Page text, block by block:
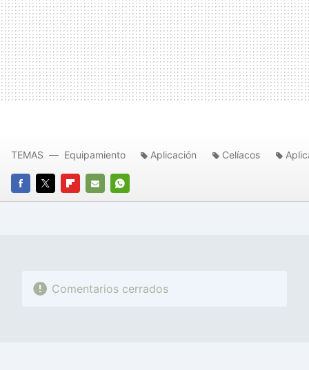
FACEBOOK
TWITTERFLIPBOARD
E-
WHATSAPP
TEMAS Equipamiento Aplicación Celíacos
Comentarios cerrados